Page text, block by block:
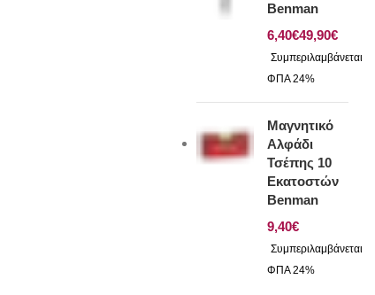
Benman
€
€
Μαγνητικό
Αλφάδι
Τσέπης 10
Εκατοστών
Benman
€